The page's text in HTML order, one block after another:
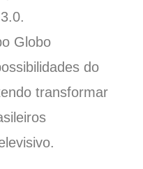
Globo
do
transformar